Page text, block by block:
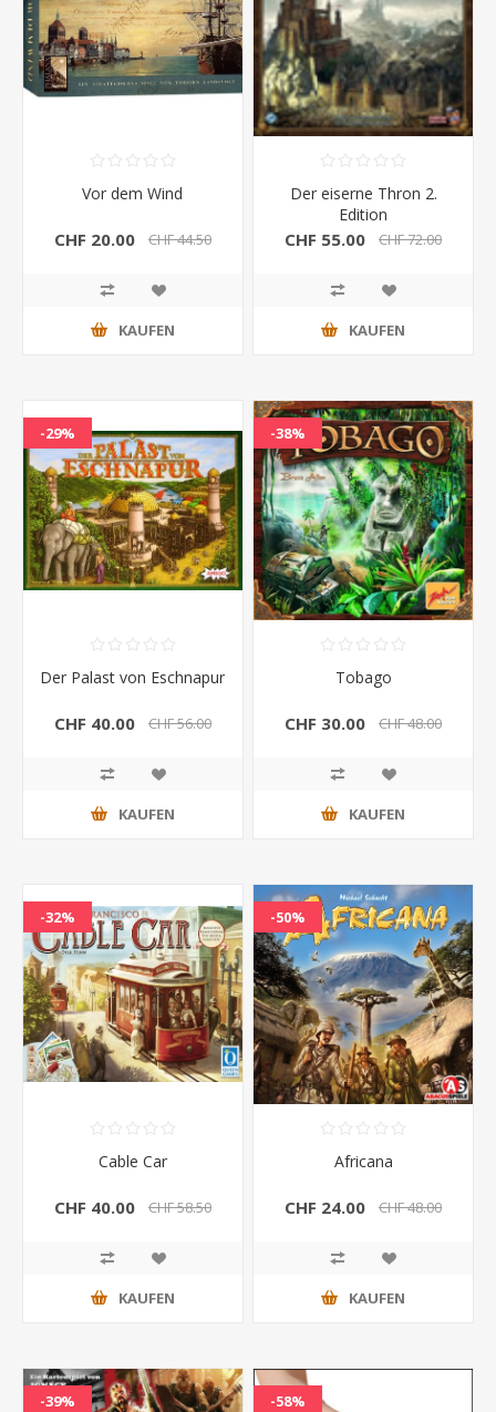
Vor dem Wind
CHF 20.00 CHF 44.50
KAUFEN
Der eiserne Thron 2.
Edition
CHF 55.00 CHF 72.00
KAUFEN
-29%
Der Palast von Eschnapur
CHF 40.00 CHF 56.00
KAUFEN
-38%
Tobago
CHF 30.00 CHF 48.00
KAUFEN
-32%
Cable Car
CHF 40.00 CHF 58.50
KAUFEN
-50%
Africana
CHF 24.00 CHF 48.00
KAUFEN
-39% -58%